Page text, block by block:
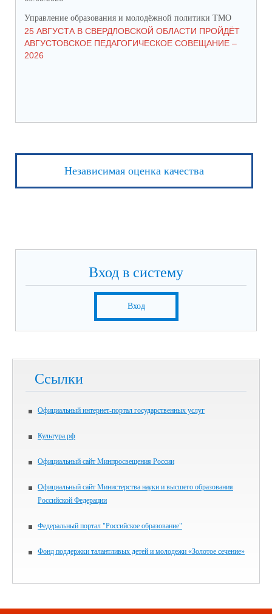
Управление образования и молодёжной политики ТМО
25 АВГУСТА В СВЕРДЛОВСКОЙ ОБЛАСТИ ПРОЙДЁТ
АВГУСТОВСКОЕ ПЕДАГОГИЧЕСКОЕ СОВЕЩАНИЕ –
2026
Независимая оценка качества
Вход в систему
Вход
Ссылки
Официальный интернет-портал государственных услуг
Культура.рф
Официальный сайт Минпросвещения России
Официальный сайт Министерства науки и высшего образования
Российской Федерации
Федеральный портал "Российское образование"
Фонд поддержки талантливых детей и молодежи «Золотое сечение»